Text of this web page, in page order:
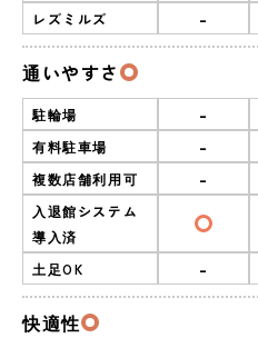
レズミルズ -
通いやすさ
駐輪場 -
有料駐車場 -
複数店舗利用可 -
入退館システム
導入済
土足OK -
快適性